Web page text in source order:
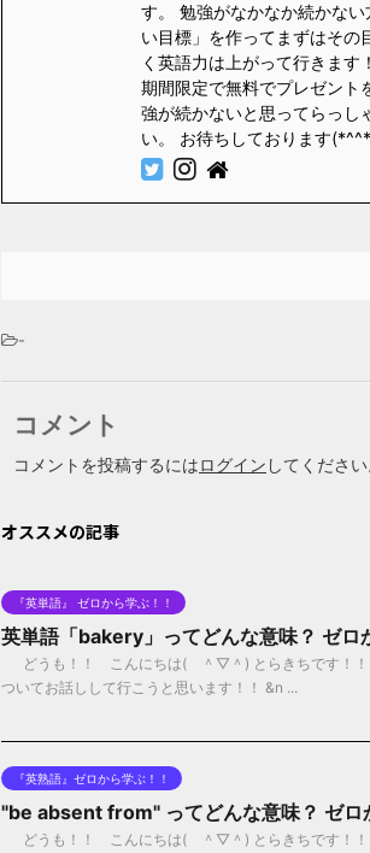
す。 勉強がなかなか続かな
い目標」を作ってまずはその
く英語力は上がって行きま
期間限定で無料でプレゼン
強が続かないと思ってらっし
い。 お待ちしております
-
コメント
コメントを投稿するにはログイン してください
オススメの記事
『英単語』 ゼロから学ぶ！！
英単語「bakery」ってどんな意味？ ゼロ
どうも！！ こんにちは( ＾▽＾) とらきちです！！
ついてお話しして行こうと思います！！ &n ...
『英熟語』ゼロから学ぶ！！
"be absent from" ってどんな意味？ ゼロ
どうも！！ こんにちは( ＾▽＾) とらきちです！！